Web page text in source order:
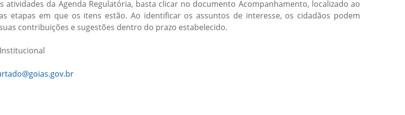
da Agenda Regulatória, basta clicar no documento Acompanhamento, localizado ao
etapas em que os itens estão. Ao identificar os assuntos de interesse, os cidadãos podem
contribuições e sugestões dentro do prazo estabelecido.